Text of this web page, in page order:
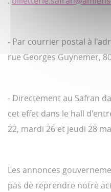
- Par courrier postal à
rue Georges Guynemer,
- Directement au Safran
cet effet dans le hall
22, mardi 26 et jeudi 28
Les annonces
pas de reprendre notre